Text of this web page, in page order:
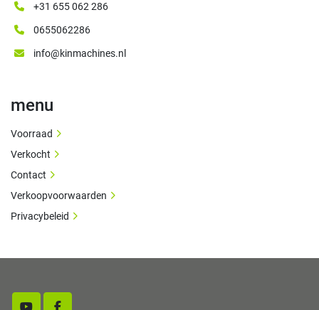
+31 655 062 286
0655062286
info@kinmachines.nl
menu
Voorraad
Verkocht
Contact
Verkoopvoorwaarden
Privacybeleid